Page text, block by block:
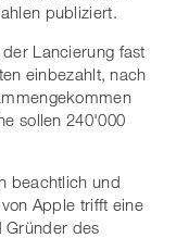
publiziert.
Lancierung fast
einbezahlt, nach
sollen 240'000
beachtlich und
Apple trifft eine
Gründer des